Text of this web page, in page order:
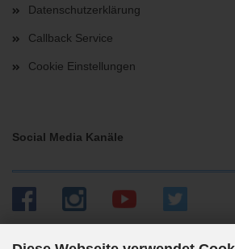
Datenschutzerklärung
Callback Service
Cookie Einstellungen
Social Media Kanäle